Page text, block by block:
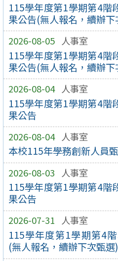
115學年度第1學期第4階
果公告(無人報名，續辦下
2026-08-05 人事室
115學年度第1學期第4階
果公告(無人報名，續辦下
2026-08-04 人事室
115學年度第1學期第4階
果公告
2026-08-04 人事室
本校115年學務創新人員
2026-08-03 人事室
115學年度第1學期第4階
果公告
2026-07-31 人事室
115學年度第1學期第4
(無人報名，續辦下次甄選)